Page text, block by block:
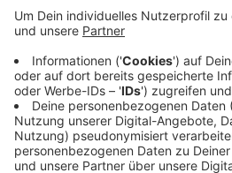
Bei allen Unfällen gab es keine
Unfallbeteiligte. In Dülmen
B474 in Richtung Lüdinghausen.
flog ein Motorradfahrer auf der
und landete im Graben. In
Mann gegen ein Verkehrsschild